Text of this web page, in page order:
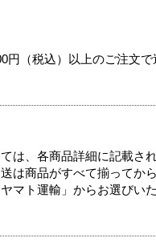
（税込）以上のご注文で
は、各商品詳細に記載さ
は商品がすべて揃ってか
マト運輸」からお選びい